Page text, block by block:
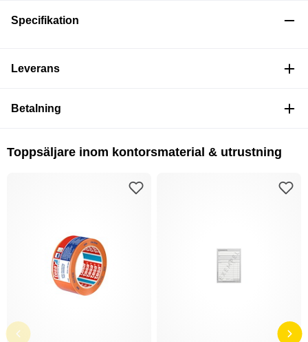
Specifikation
Leverans
Betalning
Toppsäljare inom kontorsmaterial & utrustning